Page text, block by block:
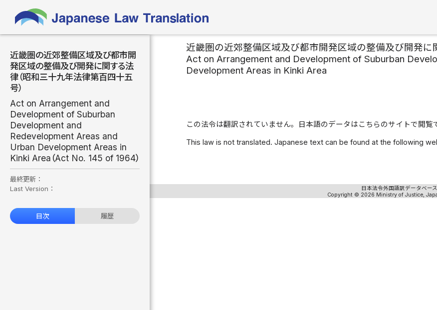
近畿圏の近郊整備区域及び都市開
発区域の整備及び開発に関する法
律（昭和三十九年法律第百四十五
号）
Act on Arrangement and
Development of Suburban
Development and
Redevelopment Areas and
Urban Development Areas in
Kinki Area（Act No. 145 of 1964）
最終更新：
Last Version：
目次 履歴
近畿圏の近郊整備区域及び都市開発区域の整備及び開発に
Act on Arrangement and Development of Suburban
Development Areas in Kinki Area
この法令は翻訳されていません。日本語のデータはこちらのサイトで閲覧
This law is not translated. Japanese text can be found at the following
日本法令外国語訳データベー
Copyright © 2026 Ministry of Justice,